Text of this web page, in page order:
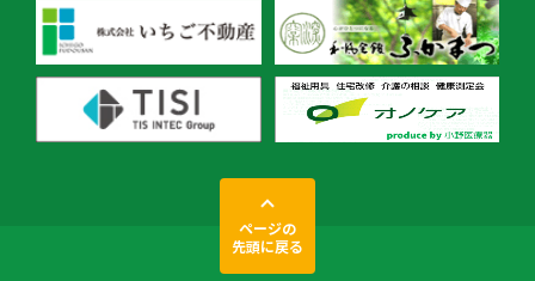
ページの
先頭に戻る